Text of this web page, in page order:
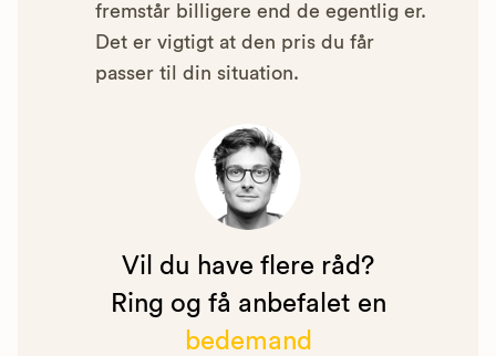
fremstår billigere end de egentlig er.
Det er vigtigt at den pris du får
passer til din situation.
Vil du have flere råd?
Ring og få anbefalet en
bedemand